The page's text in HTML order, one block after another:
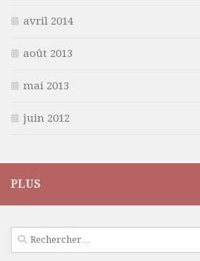
avril 2014
août 2013
mai 2013
juin 2012
PLUS
Rechercher :